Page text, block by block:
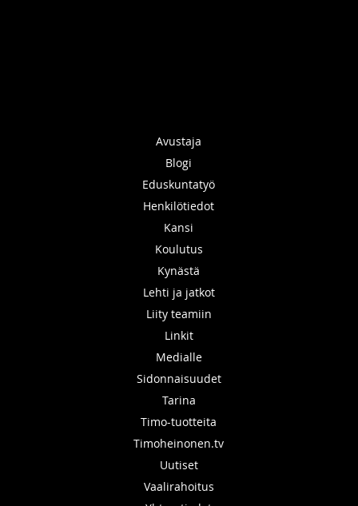
Avustaja
Blogi
Eduskuntatyö
Henkilötiedot
Kansi
Koulutus
Kynästä
Lehti ja jatkot
Liity teamiin
Linkit
Medialle
Sidonnaisuudet
Tarina
Timo-tuotteita
Timoheinonen.tv
Uutiset
Vaalirahoitus